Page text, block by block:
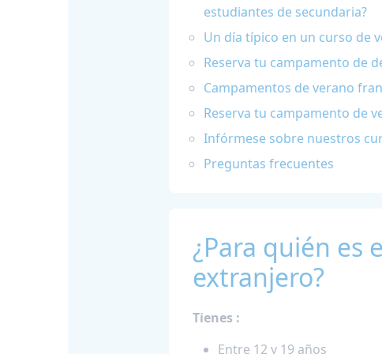
estudiantes de secundaria?
Un día típico en un curso de
Reserva tu campamento de
Campamentos de verano
Reserva tu campamento de
Infórmese sobre nuestros
Preguntas frecuentes
¿Para quién es
extranjero?
Tienes :
Entre 12 y 19 años